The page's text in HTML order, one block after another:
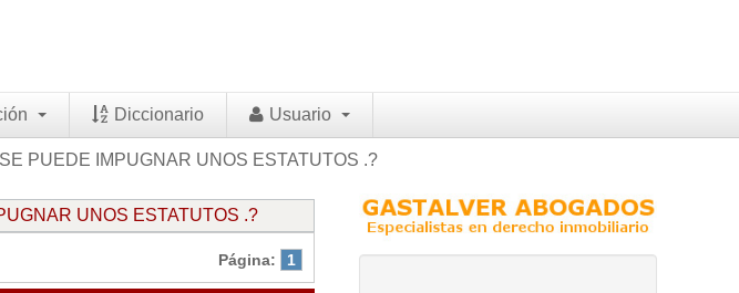
Diccionario Usuario
SE PUEDE IMPUGNAR UNOS ESTATUTOS .?
UNOS ESTATUTOS .?
Página: 1